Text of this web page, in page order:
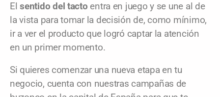
Elsentido del tacto entra en juego y se une al de
la vista para tomar la decisión de, como mínimo,
ir a ver el producto que logró captar la atención
en un primer momento.
Si quieres comenzar una nueva etapa en tu
negocio, cuenta con nuestras campañas de